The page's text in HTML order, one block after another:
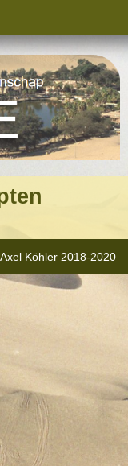
Köhler 2018-2020